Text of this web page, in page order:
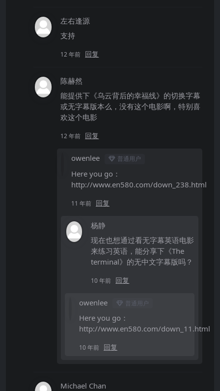
左右逢源
支持
12 年前 回复
陈赫然
能提供下《乌云背后的幸福线》的切换字幕
或无字幕版本么，没有这个电影啊，特别喜
欢这个电影
12 年前 回复
owenlee 普通用户
Here you go：
http://www.en580.com/down_238.html
11 年前 回复
杨静
现在也想通过看无字幕英语电影
来练习英语，能分享下《The
terminal》的无中文字幕版吗？
10 年前 回复
owenlee 普通用户
Here you go：
http://www.en580.com/down_11.html
10 年前 回复
Michael Chan